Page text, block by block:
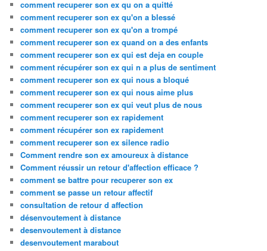
comment recuperer son ex qu on a quitté
comment recuperer son ex qu'on a blessé
comment recuperer son ex qu'on a trompé
comment recuperer son ex quand on a des enfants
comment recuperer son ex qui est deja en couple
comment récupérer son ex qui n a plus de sentiment
comment recuperer son ex qui nous a bloqué
comment recuperer son ex qui nous aime plus
comment recuperer son ex qui veut plus de nous
comment recuperer son ex rapidement
comment récupérer son ex rapidement
comment recuperer son ex silence radio
Comment rendre son ex amoureux à distance
Comment réussir un retour d'affection efficace ?
comment se battre pour recuperer son ex
comment se passe un retour affectif
consultation de retour d affection
désenvoutement à distance
desenvoutement à distance
desenvoutement marabout